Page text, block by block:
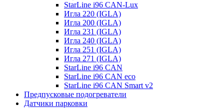
StarLine i96 CAN-Lux
Игла 220 (IGLA)
Игла 200 (IGLA)
Игла 231 (IGLA)
Игла 240 (IGLA)
Игла 251 (IGLA)
Игла 271 (IGLA)
StarLine i96 CAN
StarLine i96 CAN eco
StarLine i96 CAN Smart v2
Предпусковые подогреватели
Датчики парковки